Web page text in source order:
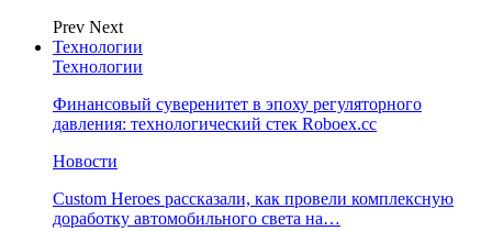
Prev Next
Технологии
Технологии
Финансовый суверенитет в эпоху регуляторного
давления: технологический стек Roboex.cc
Новости
Custom Heroes рассказали, как провели комплексную
доработку автомобильного света на…